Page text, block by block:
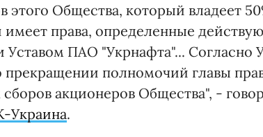
Общества, который владеет
имеет права, определенные
Уставом ПАО "Укрнафта"... Согласно
полномочий главы
акционеров Общества", -
Украина.